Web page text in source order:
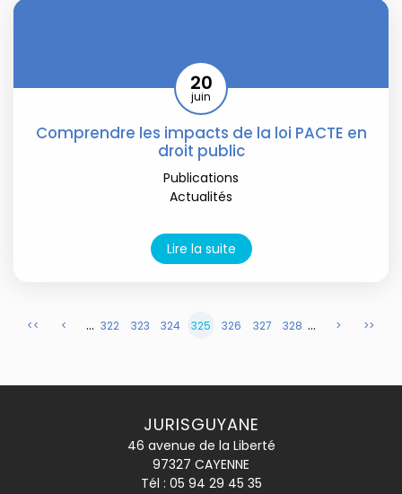
Comprendre les impacts de la loi PACTE en
droit public
20
juin
Publications
Actualités
Lire la suite
<< < ... 322 323 324 325 326 327 328 ... > >>
JURISGUYANE
46 avenue de la Liberté
97327 CAYENNE
Tél : 05 94 29 45 35